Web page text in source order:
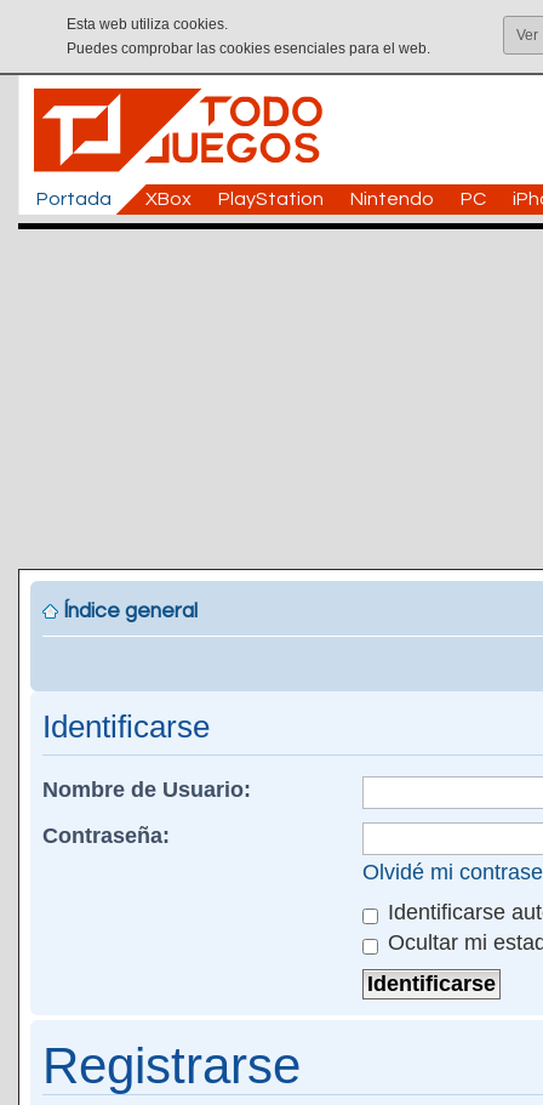
Esta web utiliza cookies.
Puedes comprobar las cookies esenciales para el web.
Ver
Portada XBox PlayStation Nintendo PC
Índice general
Identificarse
Nombre de Usuario:
Contraseña:
Olvidé mi
Identificarse
Ocultar mi
Registrarse